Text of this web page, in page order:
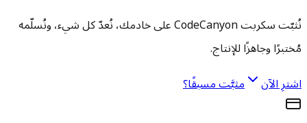
نُثبّت سكربت CodeCanyon على خادمك، نُعدّ كل شيء، ونُسلّمه
مُختبرًا وجاهزًا للإنتاج.
اشترِ الآن
مثبَّت مسبقًا؟